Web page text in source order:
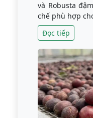
và Robusta
chế phù hợp
Đọc tiếp